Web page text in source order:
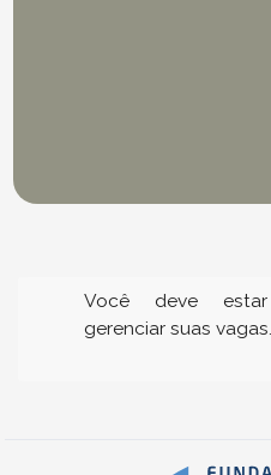
Você deve
gerenciar suas vagas.